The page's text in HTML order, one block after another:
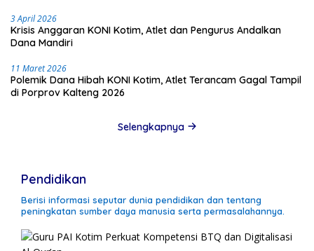
3 April 2026
Krisis Anggaran KONI Kotim, Atlet dan Pengurus Andalkan
Dana Mandiri
11 Maret 2026
Polemik Dana Hibah KONI Kotim, Atlet Terancam Gagal Tampil
di Porprov Kalteng 2026
Selengkapnya
Pendidikan
Berisi informasi seputar dunia pendidikan dan tentang
peningkatan sumber daya manusia serta permasalahannya.